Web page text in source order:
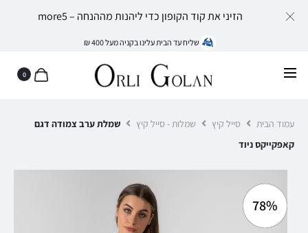
שליח עד הבית עלינו בקניה מעל 400 ₪
0
עמוד הבית סייל קיץ שמלות - סייל קיץ
שמלת ערב צמודה דגם
קאפקייקס ניוד
78%
הזיני את קוד הקופון כדי ליהנות מההנחה – more5